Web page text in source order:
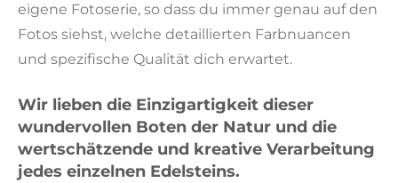
eigene Fotoserie, so dass du immer genau auf den
Fotos siehst, welche detaillierten Farbnuancen
und spezifische Qualität dich erwartet.
Wir lieben die Einzigartigkeit dieser
wundervollen Boten der Natur und die
wertschätzende und kreative Verarbeitung
jedes einzelnen Edelsteins.